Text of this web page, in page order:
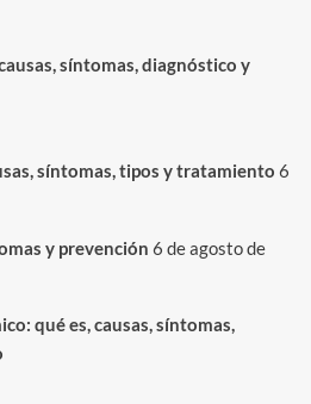
síntomas, diagnóstico y
síntomas, tipos y tratamiento 6
y prevención 6 de agosto de
qué es, causas, síntomas,